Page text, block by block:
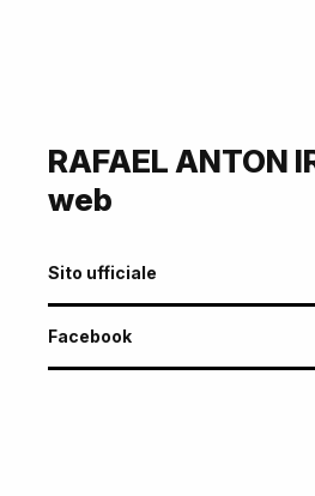
RAFAEL ANTON
web
Sito ufficiale
Facebook